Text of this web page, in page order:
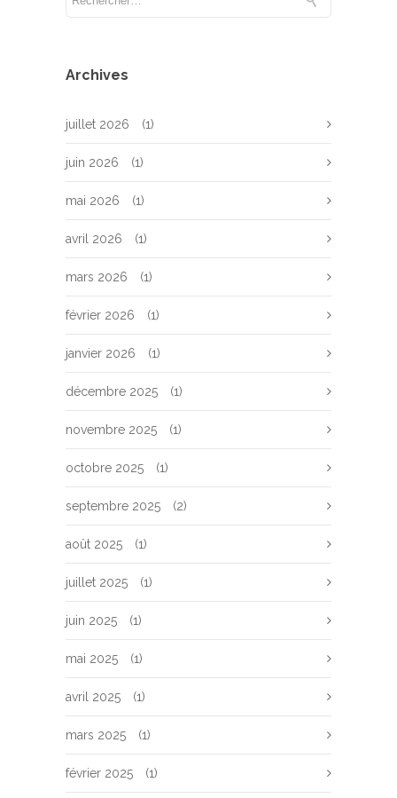
Archives
juillet 2026 (1)
juin 2026 (1)
mai 2026 (1)
avril 2026 (1)
mars 2026 (1)
février 2026 (1)
janvier 2026 (1)
décembre 2025 (1)
novembre 2025 (1)
octobre 2025 (1)
septembre 2025 (2)
août 2025 (1)
juillet 2025 (1)
juin 2025 (1)
mai 2025 (1)
avril 2025 (1)
mars 2025 (1)
février 2025 (1)